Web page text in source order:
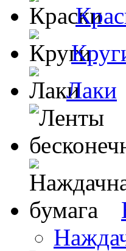
Лаки